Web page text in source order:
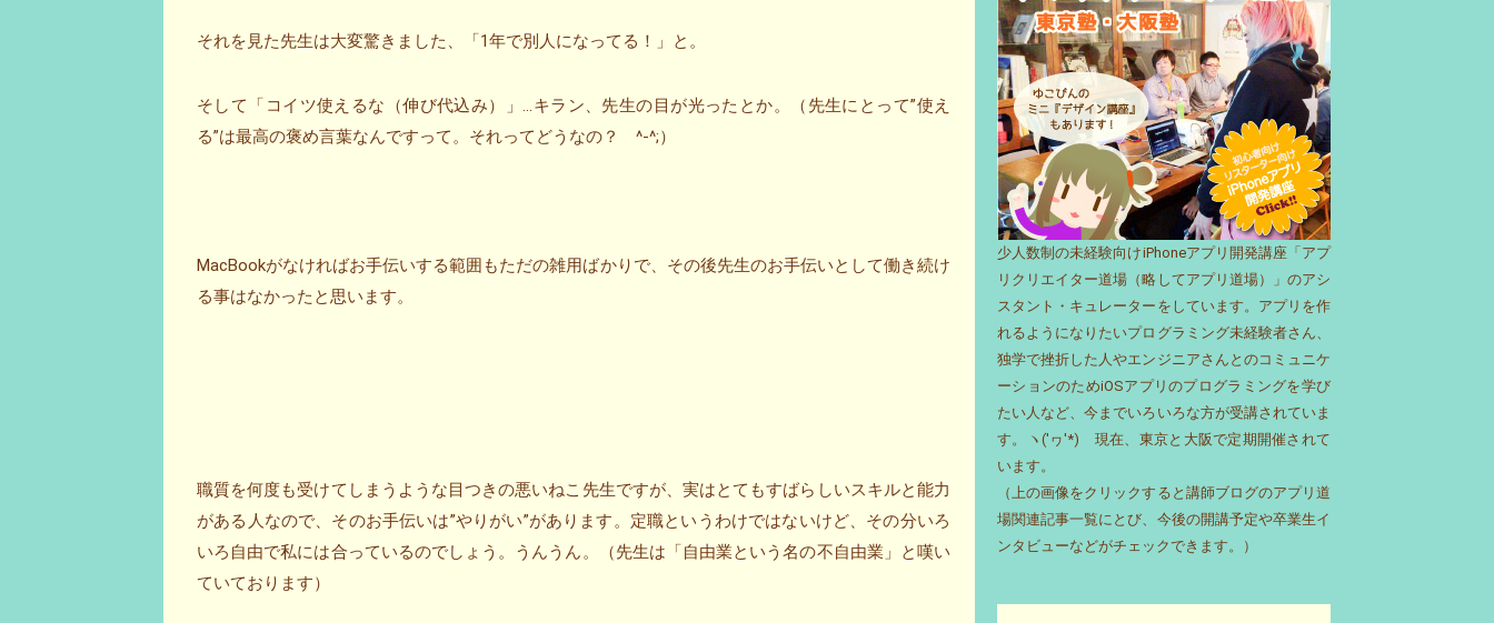
それを見た先生は大変驚きました、「1年で別人になってる！」と。
そして「コイツ使えるな（伸び代込み）」…キラン、先生の目が光ったとか。（先生にとって”使え
る”は最高の褒め言葉なんですって。それってどうなの？ ^-^;）
MacBookがなければお手伝いする範囲もただの雑用ばかりで、その後先生のお手伝いとして働き続け
る事はなかったと思います。
職質を何度も受けてしまうような目つきの悪いねこ先生ですが、実はとてもすばらしいスキルと能力
がある人なので、そのお手伝いは”やりがい”があります。定職というわけではないけど、その分いろ
いろ自由で私には合っているのでしょう。うんうん。（先生は「自由業という名の不自由業」と嘆い
ていております）
少人数制の未経験向けiPhoneアプリ開発講座「アプ
リクリエイター道場（略してアプリ道場）」のアシ
スタント・キュレーターをしています。アプリを作
れるようになりたいプログラミング未経験者さん、
独学で挫折した人やエンジニアさんとのコミュニケ
ーションのためiOSアプリのプログラミングを学び
たい人など、今までいろいろな方が受講されていま
す。ヽ('ヮ'*)ゝ現在、東京と大阪で定期開催されて
います。
（上の画像をクリックすると講師ブログのアプリ道
場関連記事一覧にとび、今後の開講予定や卒業生イ
ンタビューなどがチェックできます。）